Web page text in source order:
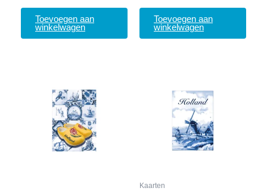
Toevoegen aan
winkelwagen
Toevoegen aan
winkelwagen
Kaarten